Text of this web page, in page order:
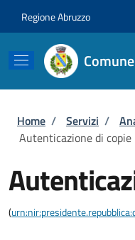
Regione Abruzzo
Briciole di
Home / Servizi /
Autenticazione di copie
(